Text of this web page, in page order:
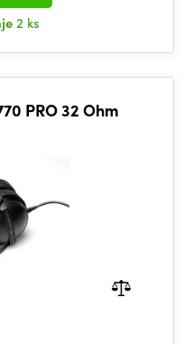
2 ks
PRO 32 Ohm